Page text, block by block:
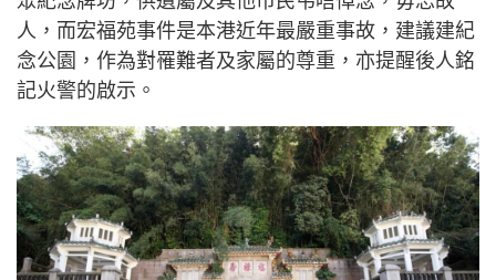
人，而宏福苑事件是本港近年最嚴重事故，建議建紀
念公園，作為對罹難者及家屬的尊重，亦提醒後人銘
記火警的啟示。